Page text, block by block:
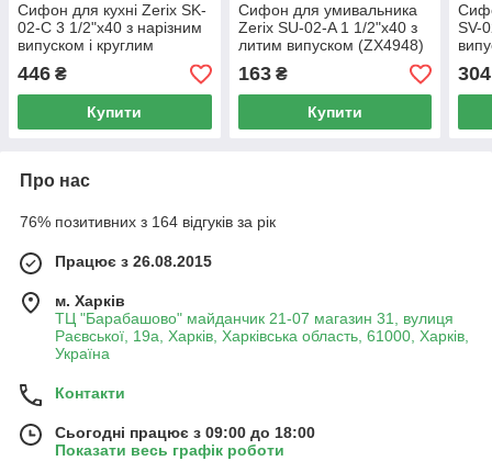
Сифон для кухні Zerix SK-
02-C 3 1/2"x40 з нарізним
випуском і круглим
переливом (ZX4954)
446 ₴
Купити
Сифон для умивальника
Zerix SU-02-A 1 1/2"x40 з
литим випуском (ZX4948)
163₴
Купити
SV-
304
Про нас
76% позитивних з 164 відгуків за рік
Працює з 26.08.2015
м. Харків
ТЦ "Барабашово" майданчик 21-07 магазин 31, вулиця
Раєвської, 19а, Харків, Харківська область, 61000, Харків,
Україна
Контакти
Сьогодні працює з 09:00 до 18:00
Показати весь графік роботи